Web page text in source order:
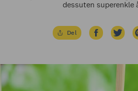
dessuten superenkle
Del